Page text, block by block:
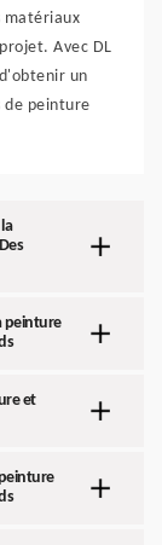
matériaux
Avec DL
un
de peinture
peinture
et